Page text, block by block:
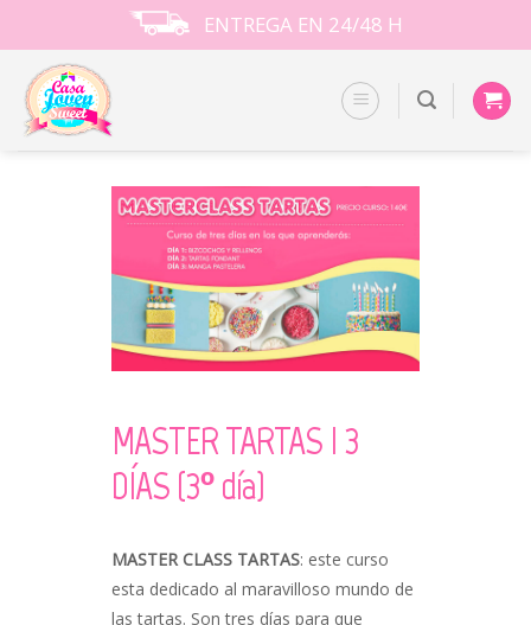
to
content
ENTREGA EN 24/48 H
MASTER TARTAS I 3
DÍAS (3º día)
MASTER CLASS TARTAS: este curso
esta dedicado al maravilloso mundo de
las tartas. Son tres días para que